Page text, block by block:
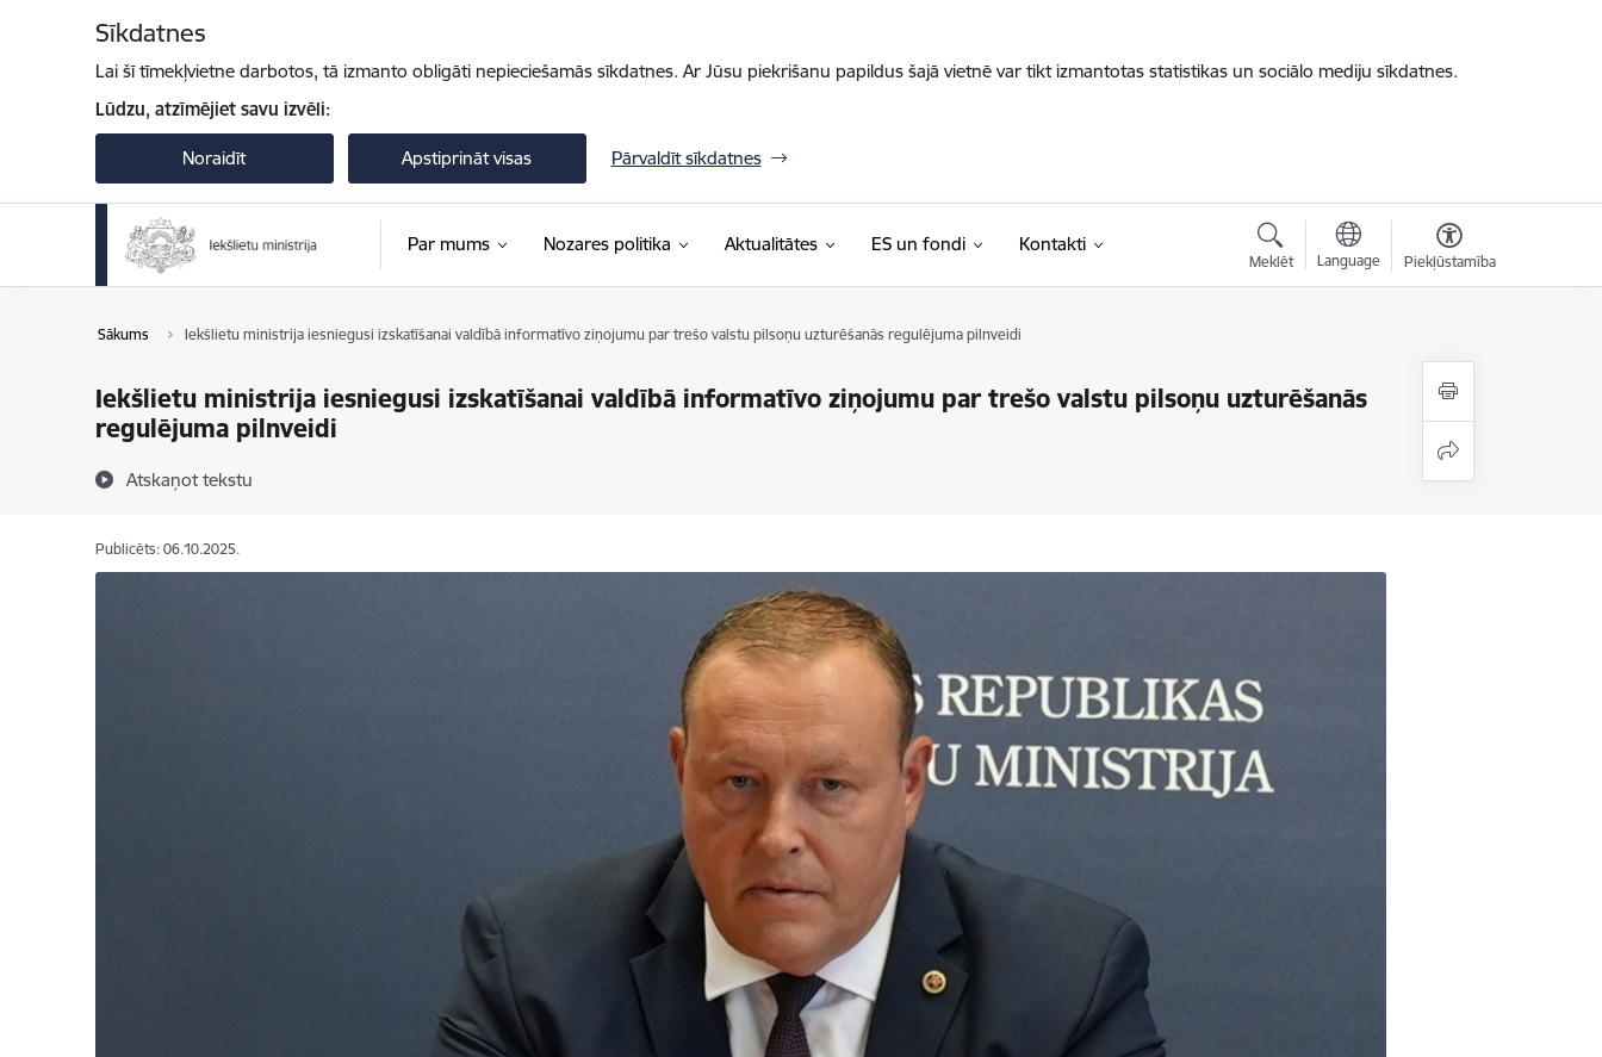
Sīkdatnes
Lai šī tīmekļvietne darbotos, tā izmanto obligāti nepieciešamās sīkdatnes. Ar Jūsu piekrišanu papildus šajā vietnē var tikt izmantotas statistikas un sociālo mediju sīkdatnes.
Lūdzu, atzīmējiet savu izvēli:
Noraidīt Apstiprināt visas Pārvaldīt sīkdatnes
Par mums Nozares politika Aktualitātes ES un fondi Kontakti
Meklēt Language Piekļūstamība
Sākums Iekšlietu ministrija iesniegusi izskatīšanai valdībā informatīvo ziņojumu par trešo valstu pilsoņu uzturēšanās regulējuma pilnveidi
Iekšlietu ministrija iesniegusi izskatīšanai valdībā informatīvo ziņojumu par trešo valstu pilsoņu uzturēšanās
regulējuma pilnveidi
Atskaņot tekstu
Publicēts: 06.10.2025.